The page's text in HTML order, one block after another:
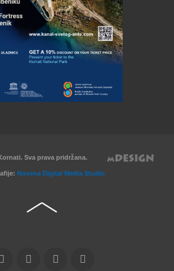
Kornati. Sva prava pridržana.
Novena Digital Media Studio